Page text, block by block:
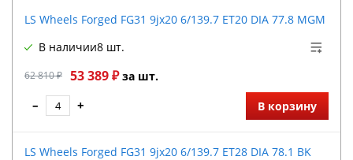
LS Wheels Forged FG31 9jx20 6/139.7 ET20 DIA 77.8 MGM
62 810 ₽ 53 389 ₽за шт.
В наличии8 шт.
– + В корзину
LS Wheels Forged FG31 9jx20 6/139.7 ET28 DIA 78.1 BK